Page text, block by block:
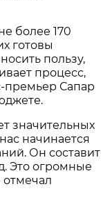
более 170
готовы
пользу,
процесс,
премьер Сапар
значительных
начинается
Он составит
Это огромные